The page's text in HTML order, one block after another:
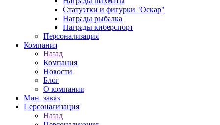
Статуэтки и фигурки "Оскар"
Награды рыбалка
Награды киберспорт
Персонализация
Компания
Назад
Компания
Новости
Блог
О компании
Мин. заказ
Персонализация
Назад